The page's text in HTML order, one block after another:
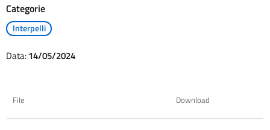
Categorie
Interpelli
Data:14/05/2024
File Download